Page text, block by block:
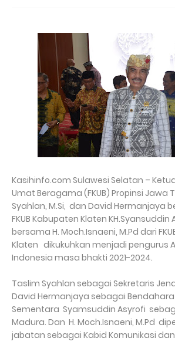
Kasihinfo.com Sulawesi Selatan –
Umat Beragama (FKUB) Propinsi Jawa
Syahlan, M.Si, dan David Hermanjaya
FKUB Kabupaten Klaten KH.Syansuddin
bersama H. Moch.Isnaeni, M.Pd dari
Klaten dikukuhkan menjadi pengurus
Indonesia masa bhakti 2021-2024.
Taslim Syahlan sebagai Sekretaris
David Hermanjaya sebagai
Sementara Syamsuddin Asyrofi
Madura. Dan H. Moch.Isnaeni, M.Pd
jabatan sebagai Kabid Komunikasi